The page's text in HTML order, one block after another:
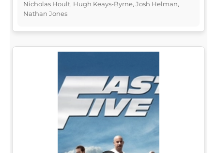
Nicholas Hoult, Hugh Keays-Byrne, Josh Helman,
Nathan Jones